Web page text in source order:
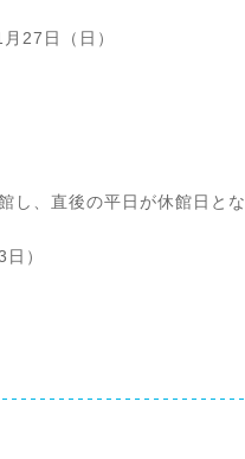
27日（日）
し、直後の平日が休館日と
）